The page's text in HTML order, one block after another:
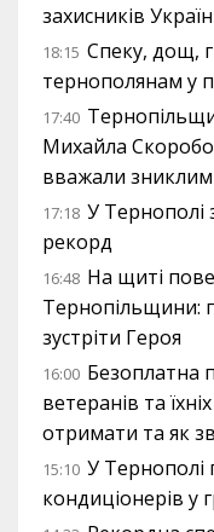
захисників
18:15 Спеку, дощ,
тернополянам у
17:40
Михайла
вважали зниклим
17:18 У Тернополі
рекорд
16:48 На щиті
Тернопільщини:
зустріти Героя
16:00 Безоплатна
ветеранів та
отримати та як
15:10 У Тернополі
кондиціонерів у